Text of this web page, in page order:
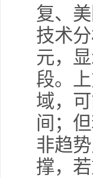
复、
技术
元，
段。
域，
间；
非趋
撑，